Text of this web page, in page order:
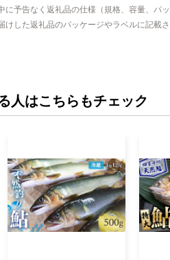
に予告なく返礼品の仕様（規格、容量、パ
けした返礼品のパッケージやラベルに記載
人はこちらもチェック